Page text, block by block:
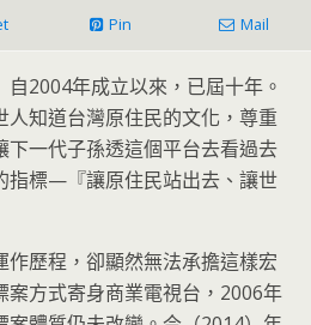
Pin Mail
2004年成立以來，已屆十年。
知道台灣原住民的文化， 尊重
下一代子孫透這個平台去看過去
指標— 『讓原住民站出去、讓世
歷程，卻顯然無法承擔這樣宏
案方式寄身商業電視台，2006年